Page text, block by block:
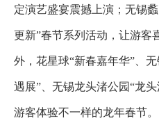
定演艺盛宴震撼上演；无锡
更新”春节系列活动，让游客
外，花星球“新春嘉年华”、
遇展”、无锡龙头渚公园“龙
游客体验不一样的龙年春节。